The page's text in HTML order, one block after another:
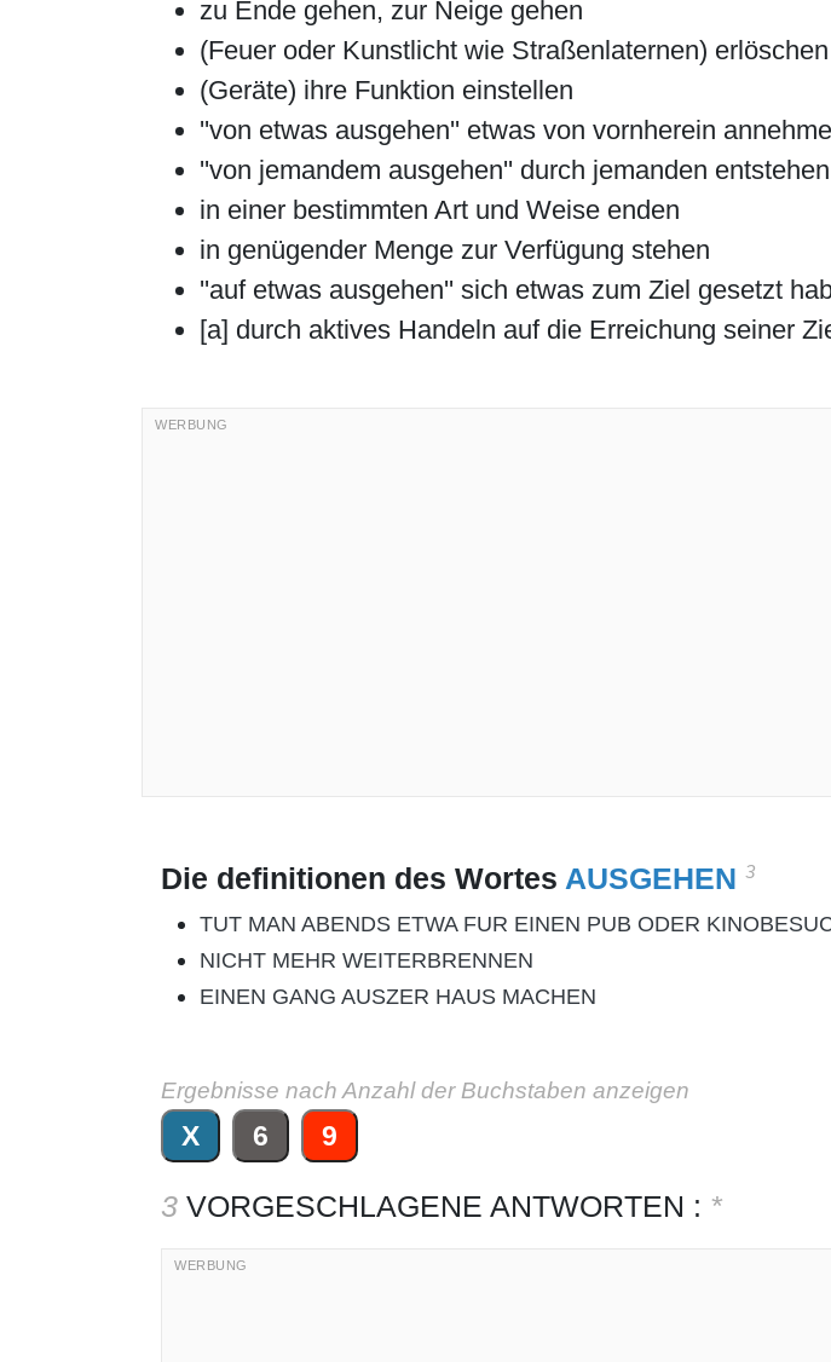
zu Ende gehen, zur Neige gehen
(Feuer oder Kunstlicht wie Straßenlaternen) erlöschen
(Geräte) ihre Funktion einstellen
''von etwas ausgehen'' etwas von vornherein
''von jemandem ausgehen'' durch jemanden
in einer bestimmten Art und Weise enden
in genügender Menge zur Verfügung stehen
''auf etwas ausgehen'' sich etwas zum Ziel gesetzt
[a] durch aktives Handeln auf die Erreichung seiner
Die definitionen des Wortes AUSGEHEN 3
TUT MAN ABENDS ETWA FUR EINEN PUB ODER
NICHT MEHR WEITERBRENNEN
EINEN GANG AUSZER HAUS MACHEN
Ergebnisse nach Anzahl der Buchstaben anzeigen
X 6 9
3 VORGESCHLAGENE ANTWORTEN : *